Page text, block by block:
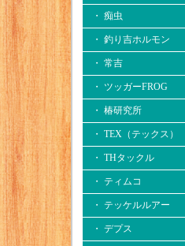
・ 痴虫
・ 釣り吉ホルモン
・ 常吉
・ ツッガーFROG
・ 椿研究所
・ TEX（テックス）
・ THタックル
・ ティムコ
・ テッケルルアー
・ デプス